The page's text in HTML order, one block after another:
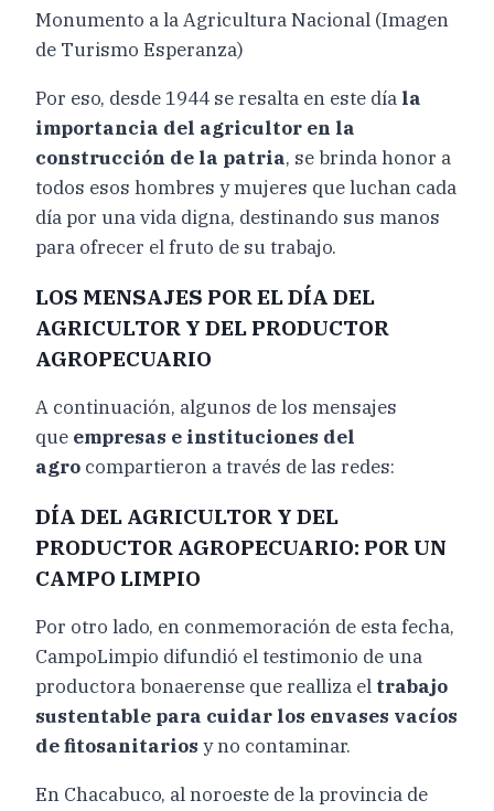
Monumento a la Agricultura Nacional (Imagen
de Turismo Esperanza)
Por eso, desde 1944 se resalta en este día la
importancia del agricultor en la
construcción de la patria, se brinda honor a
todos esos hombres y mujeres que luchan cada
día por una vida digna, destinando sus manos
para ofrecer el fruto de su trabajo.
LOS MENSAJES POR EL DÍA DEL
AGRICULTOR Y DEL PRODUCTOR
AGROPECUARIO
A continuación, algunos de los mensajes
que empresas e instituciones del
agro compartieron a través de las redes:
DÍA DEL AGRICULTOR Y DEL
PRODUCTOR AGROPECUARIO: POR UN
CAMPO LIMPIO
Por otro lado, en conmemoración de esta fecha,
CampoLimpio difundió el testimonio de una
productora bonaerense que realliza el trabajo
sustentable para cuidar los envases vacíos
de fitosanitarios y no contaminar.
En Chacabuco, al noroeste de la provincia de